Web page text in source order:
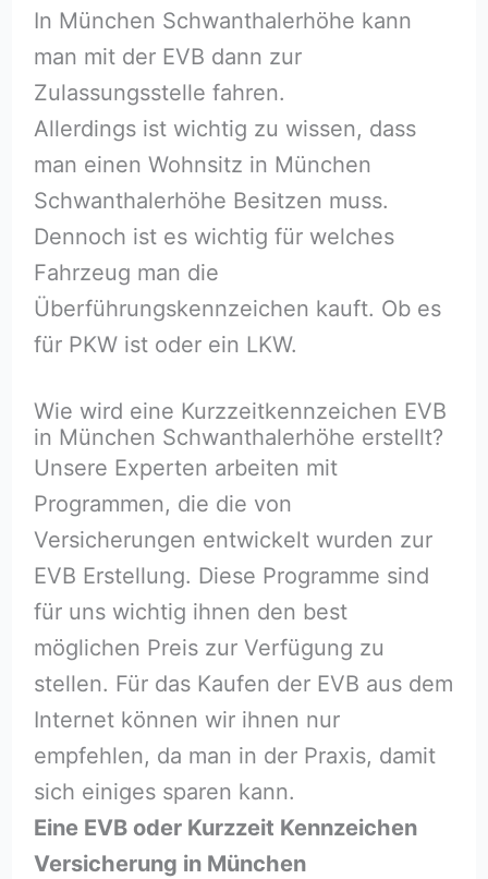
In München Schwanthalerhöhe kann
man mit der EVB dann zur
Zulassungsstelle fahren.
Allerdings ist wichtig zu wissen, dass
man einen Wohnsitz in München
Schwanthalerhöhe Besitzen muss.
Dennoch ist es wichtig für welches
Fahrzeug man die
Überführungskennzeichen kauft. Ob es
für PKW ist oder ein LKW.
Wie wird eine Kurzzeitkennzeichen EVB
in München Schwanthalerhöhe erstellt?
Unsere Experten arbeiten mit
Programmen, die die von
Versicherungen entwickelt wurden zur
EVB Erstellung. Diese Programme sind
für uns wichtig ihnen den best
möglichen Preis zur Verfügung zu
stellen. Für das Kaufen der EVB aus dem
Internet können wir ihnen nur
empfehlen, da man in der Praxis, damit
sich einiges sparen kann.
Eine EVB oder Kurzzeit Kennzeichen
Versicherung in München